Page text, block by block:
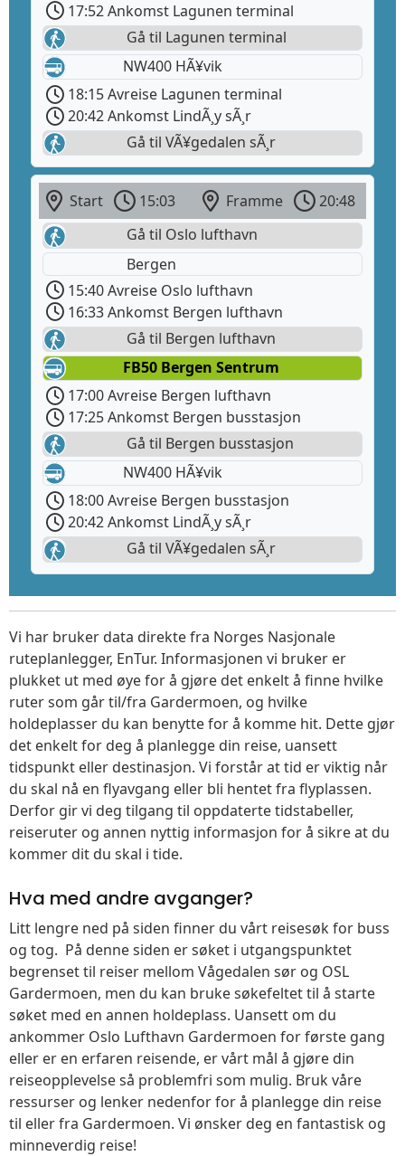
17:52 Ankomst Lagunen terminal
Gå til Lagunen terminal
NW400 HÃ¥vik
18:15 Avreise Lagunen terminal
20:42 Ankomst LindÃ¸y sÃ¸r
Gå til VÃ¥gedalen sÃ¸r
Start 15:03 Framme
20:48
Gå til Oslo lufthavn
Bergen
15:40 Avreise Oslo lufthavn
16:33 Ankomst Bergen lufthavn
Gå til Bergen lufthavn
FB50 Bergen Sentrum
17:00 Avreise Bergen lufthavn
17:25 Ankomst Bergen busstasjon
Gå til Bergen busstasjon
NW400 HÃ¥vik
18:00 Avreise Bergen busstasjon
20:42 Ankomst LindÃ¸y sÃ¸r
Gå til VÃ¥gedalen sÃ¸r
Vi har bruker data direkte fra Norges Nasjonale
ruteplanlegger, EnTur. Informasjonen vi bruker er
plukket ut med øye for å gjøre det enkelt å finne hvilke
ruter som går til/fra Gardermoen, og hvilke
holdeplasser du kan benytte for å komme hit. Dette gjør
det enkelt for deg å planlegge din reise, uansett
tidspunkt eller destinasjon. Vi forstår at tid er viktig når
du skal nå en flyavgang eller bli hentet fra flyplassen.
Derfor gir vi deg tilgang til oppdaterte tidstabeller,
reiseruter og annen nyttig informasjon for å sikre at du
kommer dit du skal i tide.
Hva med andre avganger?
Litt lengre ned på siden finner du vårt reisesøk for buss
og tog. På denne siden er søket i utgangspunktet
begrenset til reiser mellom Vågedalen sør og OSL
Gardermoen, men du kan bruke søkefeltet til å starte
søket med en annen holdeplass. Uansett om du
ankommer Oslo Lufthavn Gardermoen for første gang
eller er en erfaren reisende, er vårt mål å gjøre din
reiseopplevelse så problemfri som mulig. Bruk våre
ressurser og lenker nedenfor for å planlegge din reise
til eller fra Gardermoen. Vi ønsker deg en fantastisk og
minneverdig reise!